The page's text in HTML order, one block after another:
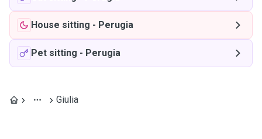
House sitting - Perugia
Pet sitting - Perugia
Giulia